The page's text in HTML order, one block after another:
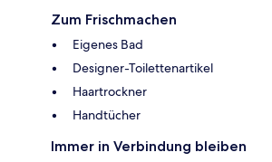
Zum Frischmachen
Eigenes Bad
Designer-Toilettenartikel
Haartrockner
Handtücher
Immer in Verbindung bleiben